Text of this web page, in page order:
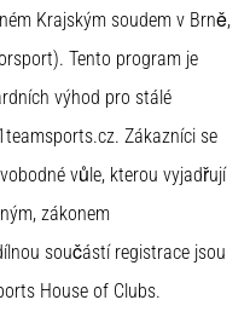
Krajským soudem v Brně,
Tento program je
výhod pro stálé
Zákazníci se
vůle, kterou vyjadřují
zákonem
součástí registrace jsou
House of Clubs.